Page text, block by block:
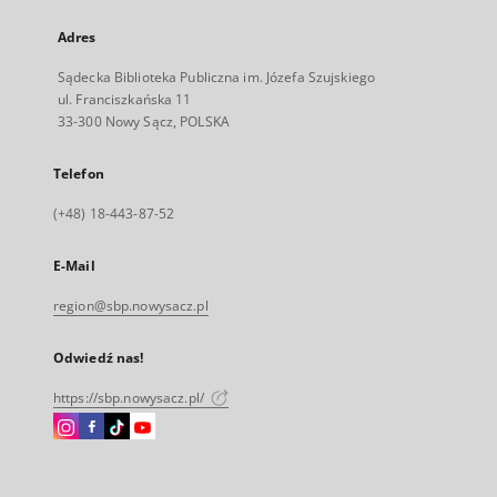
Adres
Sądecka Biblioteka Publiczna im. Józefa Szujskiego
ul. Franciszkańska 11
33-300 Nowy Sącz, POLSKA
Telefon
(+48) 18-443-87-52
E-Mail
region@sbp.nowysacz.pl
Odwiedź nas!
https://sbp.nowysacz.pl/
Instagram
Facebook
InstagramInstagram